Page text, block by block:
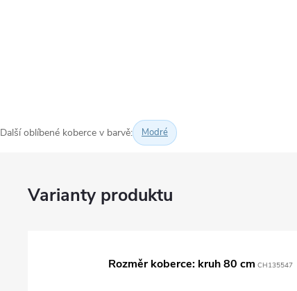
Další oblíbené koberce v barvě: Modré
Rozměr koberce: kruh 80 cm CH135547